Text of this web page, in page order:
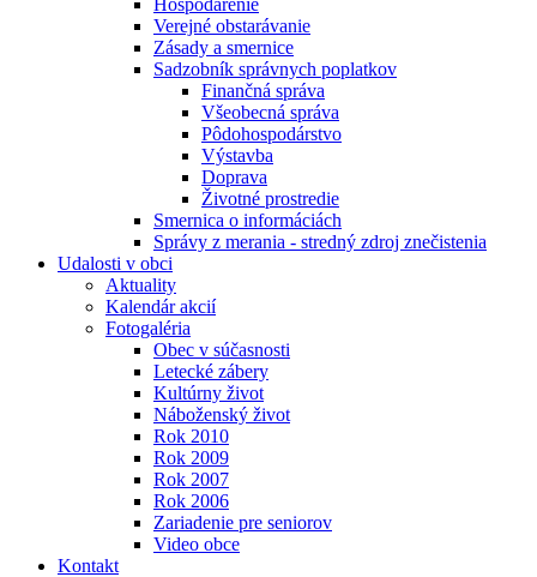
Hospodárenie
Verejné obstarávanie
Zásady a smernice
Sadzobník správnych poplatkov
Finančná správa
Všeobecná správa
Pôdohospodárstvo
Výstavba
Doprava
Životné prostredie
Smernica o informáciách
Správy z merania - stredný zdroj znečistenia
Udalosti v obci
Aktuality
Kalendár akcií
Fotogaléria
Obec v súčasnosti
Letecké zábery
Kultúrny život
Náboženský život
Rok 2010
Rok 2009
Rok 2007
Rok 2006
Zariadenie pre seniorov
Video obce
Kontakt